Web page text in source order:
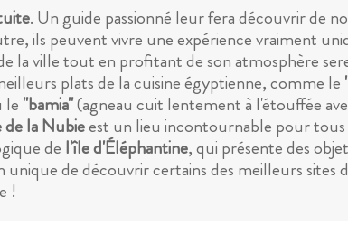
. Un guide passionné leur fera découvrir de
ils peuvent vivre une expérience vraiment
la ville tout en profitant de son atmosphère
plats de la cuisine égyptienne, comme le
le "bamia"(agneau cuit lentement à l'étouffée
de la Nubieest un lieu incontournable pour
de l'île d'Éléphantine, qui présente des
de découvrir certains des meilleurs sites
!